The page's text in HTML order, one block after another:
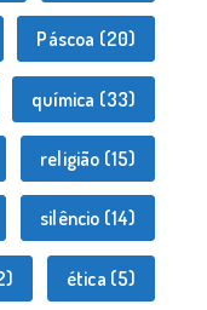
Páscoa (20)
química (33)
religião (15)
silêncio (14)
ética (5)